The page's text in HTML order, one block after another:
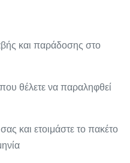
και παράδοσης στο
θέλετε να παραληφθεί
και ετοιμάστε το πακέτο